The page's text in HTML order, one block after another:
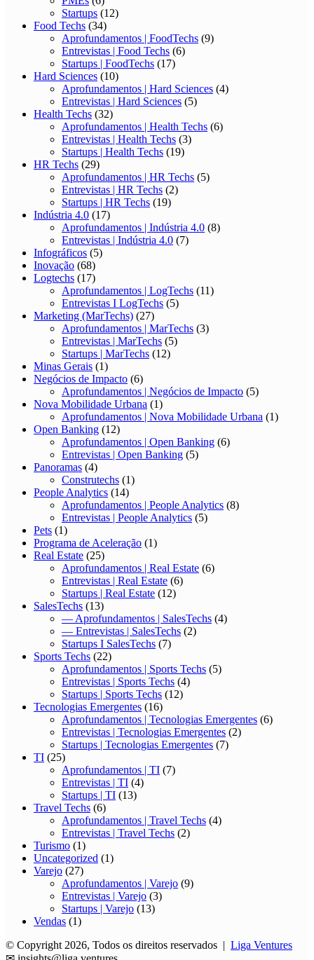
Startups (12)
Food Techs (34)
Aprofundamentos | FoodTechs (9)
Entrevistas | Food Techs (6)
Startups | FoodTechs (17)
Hard Sciences (10)
Aprofundamentos | Hard Sciences (4)
Entrevistas | Hard Sciences (5)
Health Techs (32)
Aprofundamentos | Health Techs (6)
Entrevistas | Health Techs (3)
Startups | Health Techs (19)
HR Techs (29)
Aprofundamentos | HR Techs (5)
Entrevistas | HR Techs (2)
Startups | HR Techs (19)
Indústria 4.0 (17)
Aprofundamentos | Indústria 4.0 (8)
Entrevistas | Indústria 4.0 (7)
Infográficos (5)
Inovação (68)
Logtechs (17)
Aprofundamentos | LogTechs (11)
Entrevistas I LogTechs (5)
Marketing (MarTechs) (27)
Aprofundamentos | MarTechs (3)
Entrevistas | MarTechs (5)
Startups | MarTechs (12)
Minas Gerais (1)
Negócios de Impacto (6)
Aprofundamentos | Negócios de Impacto (5)
Nova Mobilidade Urbana (1)
Aprofundamentos | Nova Mobilidade Urbana (1)
Open Banking (12)
Aprofundamentos | Open Banking (6)
Entrevistas | Open Banking (5)
Panoramas (4)
Construtechs (1)
People Analytics (14)
Aprofundamentos | People Analytics (8)
Entrevistas | People Analytics (5)
Pets (1)
Programa de Aceleração (1)
Real Estate (25)
Aprofundamentos | Real Estate (6)
Entrevistas | Real Estate (6)
Startups | Real Estate (12)
SalesTechs (13)
— Aprofundamentos | SalesTechs (4)
— Entrevistas | SalesTechs (2)
Startups I SalesTechs (7)
Sports Techs (22)
Aprofundamentos | Sports Techs (5)
Entrevistas | Sports Techs (4)
Startups | Sports Techs (12)
Tecnologias Emergentes (16)
Aprofundamentos | Tecnologias Emergentes (6)
Entrevistas | Tecnologias Emergentes (2)
Startups | Tecnologias Emergentes (7)
TI (25)
Aprofundamentos | TI (7)
Entrevistas | TI (4)
Startups | TI (13)
Travel Techs (6)
Aprofundamentos | Travel Techs (4)
Entrevistas | Travel Techs (2)
Turismo (1)
Uncategorized (1)
Varejo (27)
Aprofundamentos | Varejo (9)
Entrevistas | Varejo (3)
Startups | Varejo (13)
Vendas (1)
© Copyright 2026, Todos os direitos reservados | Liga Ventures